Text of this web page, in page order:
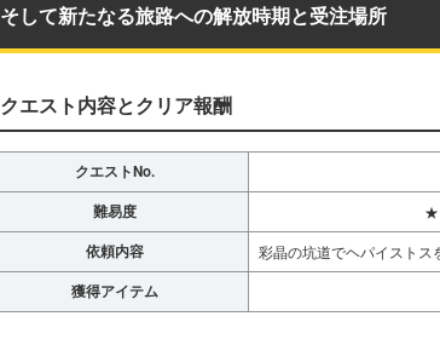
そして新たなる旅路への解放時期と受注場所
クエスト内容とクリア報酬
クエストNo.
難易度
依頼内容 彩晶の坑道でヘパイストス
獲得アイテム